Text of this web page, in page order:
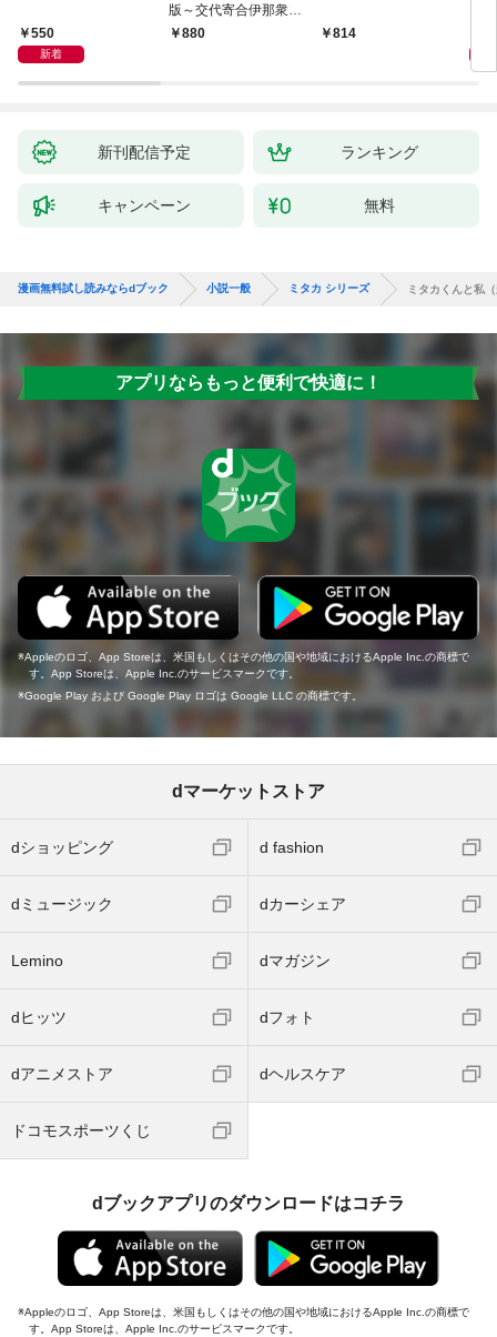
550
新着
版～交代寄合伊那衆異
聞（1）～
880 814
新刊配信予定 ランキング
キャンペーン 無料
漫画無料試し読みならdブック 小説一般 ミタカ シリーズ ミタカくんと私
アプリならもっと便利で快適に！
Appleのロゴ、App Storeは、米国もしくはその他の国や地域におけるApple Inc.の商標で
す。App Storeは、Apple Inc.のサービスマークです。
Google Play および Google Play ロゴは Google LLC の商標です。
dマーケットストア
dショッピング d fashion
dミュージック dカーシェア
Lemino dマガジン
dヒッツ dフォト
dアニメストア dヘルスケア
ドコモスポーツくじ
dブックアプリのダウンロードはコチラ
Appleのロゴ、App Storeは、米国もしくはその他の国や地域におけるApple Inc.の商標で
す。App Storeは、Apple Inc.のサービスマークです。